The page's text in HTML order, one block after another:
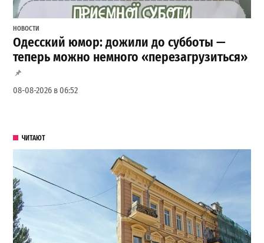
НОВОСТИ
Одесский юмор: дожили до субботы —
теперь можно немного «перезагрузиться»
08-08-2026 в 06:52
ЧИТАЮТ